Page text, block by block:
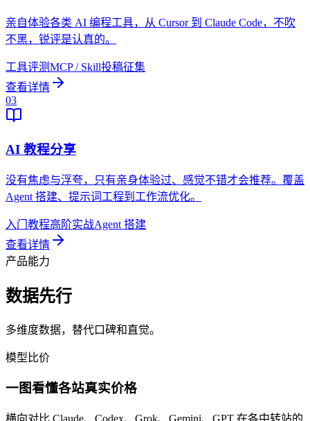
亲自体验各类 AI 编程工具，从 Cursor 到 Claude Code，不吹
不黑，锐评是认真的。
工具评测MCP / Skill投稿征集
查看详情
03
AI 教程分享
没有焦虑与浮夸，只有亲身体验过、感觉不错才会推荐。覆盖
Agent 搭建、提示词工程到工作流优化。
入门教程高阶实战Agent 搭建
查看详情
产品能力
数据先行
多维度数据，替代口碑和直觉。
模型比价
一图看懂各站真实价格